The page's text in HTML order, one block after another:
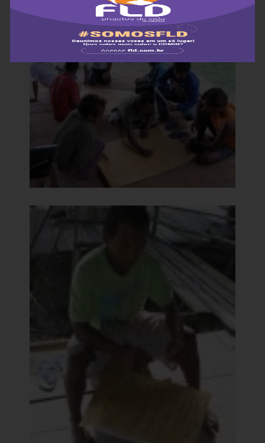
é necessário estudar mais ainda!